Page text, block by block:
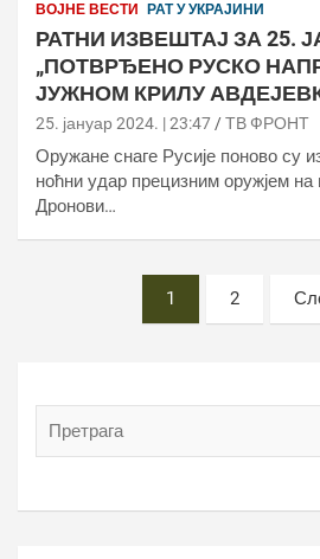
ВОЈНЕ ВЕСТИ РАТ У УКРАЈИНИ
РАТНИ ИЗВЕШТАЈ ЗА 25.
„ПОТВРЂЕНО РУСКО
ЈУЖНОМ КРИЛУ
25. јануар 2024. | 23:47 ТВ ФРОНТ
Оружане снаге Русије поново су
ноћни удар прецизним оружјем
Дронови…
пагинатион
1 2